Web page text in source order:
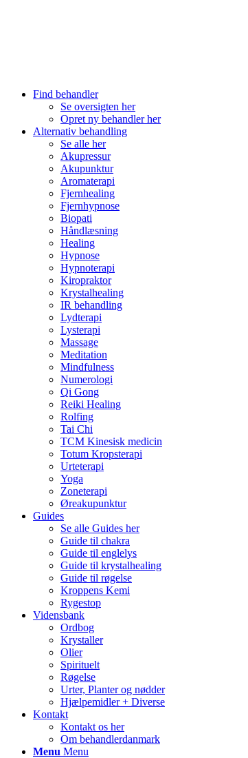
Find behandler
Se oversigten her
Opret ny behandler her
Alternativ behandling
Se alle her
Akupressur
Akupunktur
Aromaterapi
Fjernhealing
Fjernhypnose
Biopati
Håndlæsning
Healing
Hypnose
Hypnoterapi
Kiropraktor
Krystalhealing
IR behandling
Lydterapi
Lysterapi
Massage
Meditation
Mindfulness
Numerologi
Qi Gong
Reiki Healing
Rolfing
Tai Chi
TCM Kinesisk medicin
Totum Kropsterapi
Urteterapi
Yoga
Zoneterapi
Øreakupunktur
Guides
Se alle Guides her
Guide til chakra
Guide til englelys
Guide til krystalhealing
Guide til røgelse
Kroppens Kemi
Rygestop
Vidensbank
Ordbog
Krystaller
Olier
Spirituelt
Røgelse
Urter, Planter og nødder
Hjælpemidler + Diverse
Kontakt
Kontakt os her
Om behandlerdanmark
Menu Menu